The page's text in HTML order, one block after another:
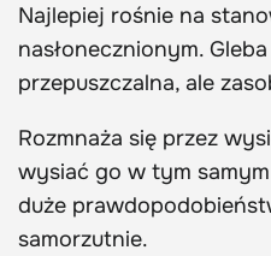
Najlepiej rośnie na
nasłonecznionym.
przepuszczalna, ale
Rozmnaża się przez
wysiać go w tym
duże
samorzutnie.